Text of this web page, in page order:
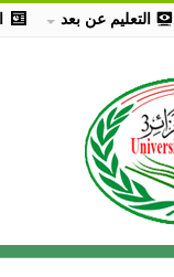
التعليم عن بعد